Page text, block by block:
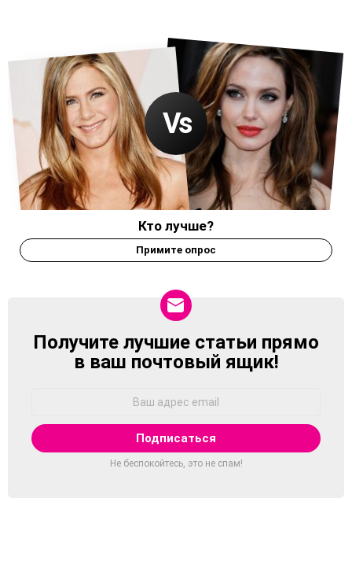
Кто лучше?
Примите опрос
NEWSLETTER
Получите лучшие статьи прямо
в ваш почтовый ящик!
Не беспокойтесь, это не спам!